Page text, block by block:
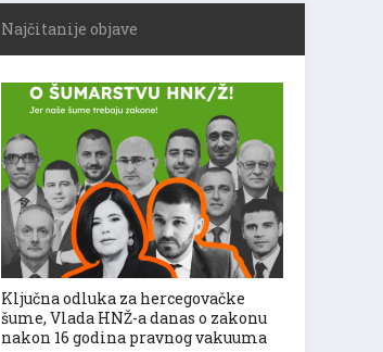
Najčitanije objave
Ključna odluka za hercegovačke
šume, Vlada HNŽ-a danas o zakonu
nakon 16 godina pravnog vakuuma